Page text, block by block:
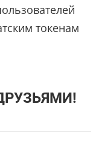
токенам